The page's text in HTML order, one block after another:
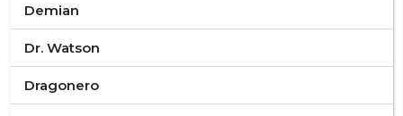
Demian
Dr. Watson
Dragonero